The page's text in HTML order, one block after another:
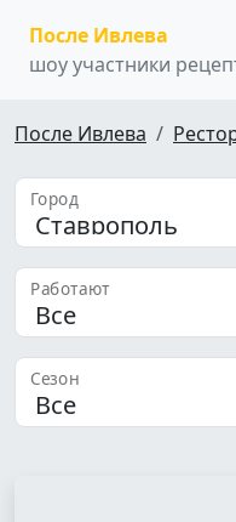
После Ивлева
шоу участники
После Ивлева
Город
Работают
Сезон